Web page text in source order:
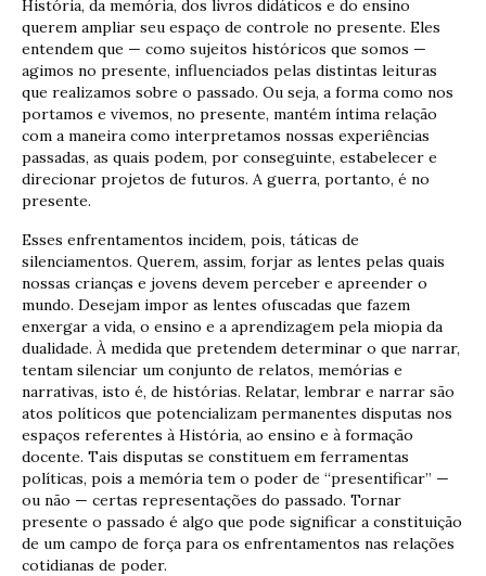
História, da memória, dos livros didáticos e do ensino
querem ampliar seu espaço de controle no presente. Eles
entendem que — como sujeitos históricos que somos —
agimos no presente, influenciados pelas distintas leituras
que realizamos sobre o passado. Ou seja, a forma como nos
portamos e vivemos, no presente, mantém íntima relação
com a maneira como interpretamos nossas experiências
passadas, as quais podem, por conseguinte, estabelecer e
direcionar projetos de futuros. A guerra, portanto, é no
presente.
Esses enfrentamentos incidem, pois, táticas de
silenciamentos. Querem, assim, forjar as lentes pelas quais
nossas crianças e jovens devem perceber e apreender o
mundo. Desejam impor as lentes ofuscadas que fazem
enxergar a vida, o ensino e a aprendizagem pela miopia da
dualidade. À medida que pretendem determinar o que narrar,
tentam silenciar um conjunto de relatos, memórias e
narrativas, isto é, de histórias. Relatar, lembrar e narrar são
atos políticos que potencializam permanentes disputas nos
espaços referentes à História, ao ensino e à formação
docente. Tais disputas se constituem em ferramentas
políticas, pois a memória tem o poder de “presentificar” —
ou não — certas representações do passado. Tornar
presente o passado é algo que pode significar a constituição
de um campo de força para os enfrentamentos nas relações
cotidianas de poder.